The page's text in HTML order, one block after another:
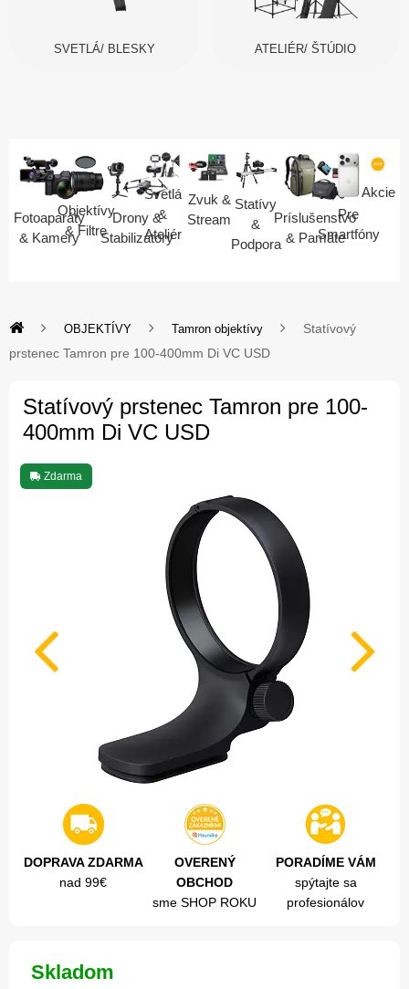
SVETLÁ/ BLESKY ATELIÉR/ ŠTÚDIO
Fotoaparáty
& Kamery
Objektívy
& Filtre
Drony &
Stabilizátory
Svetlá
&
Ateliér
Zvuk &
Stream
Statívy
&
Podpora
Príslušenstvo
& Pamäte
Pre
Smartfóny
Akcie
OBJEKTÍVY Tamron objektívy
Statívový
prstenec Tamron pre 100-400mm Di VC USD
Statívový prstenec Tamron pre 100-
400mm Di VC USD
Zdarma
DOPRAVA ZDARMA
nad 99€
OVERENÝ
OBCHOD
sme SHOP ROKU
PORADÍME VÁM
spýtajte sa
profesionálov
Skladom